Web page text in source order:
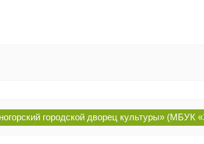
городской дворец культуры» (МБУК